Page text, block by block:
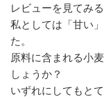
レビューを見てみ
私としては「甘い
た。
原料に含まれる小
しょうか？
いずれにしてもと